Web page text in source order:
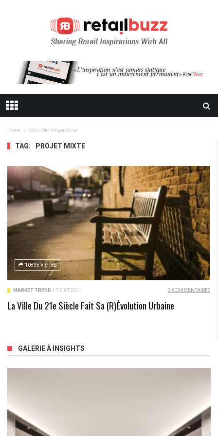
Home Mots Clés "projet Mixte"
TAG: PROJET MIXTE
10835 VISITES
MARKET TREND / 7 OCT 2011 2 COMMENTAIRES
La Ville Du 21e Siècle Fait Sa (r)évolution Urbaine
GALERIE À INSIGHTS